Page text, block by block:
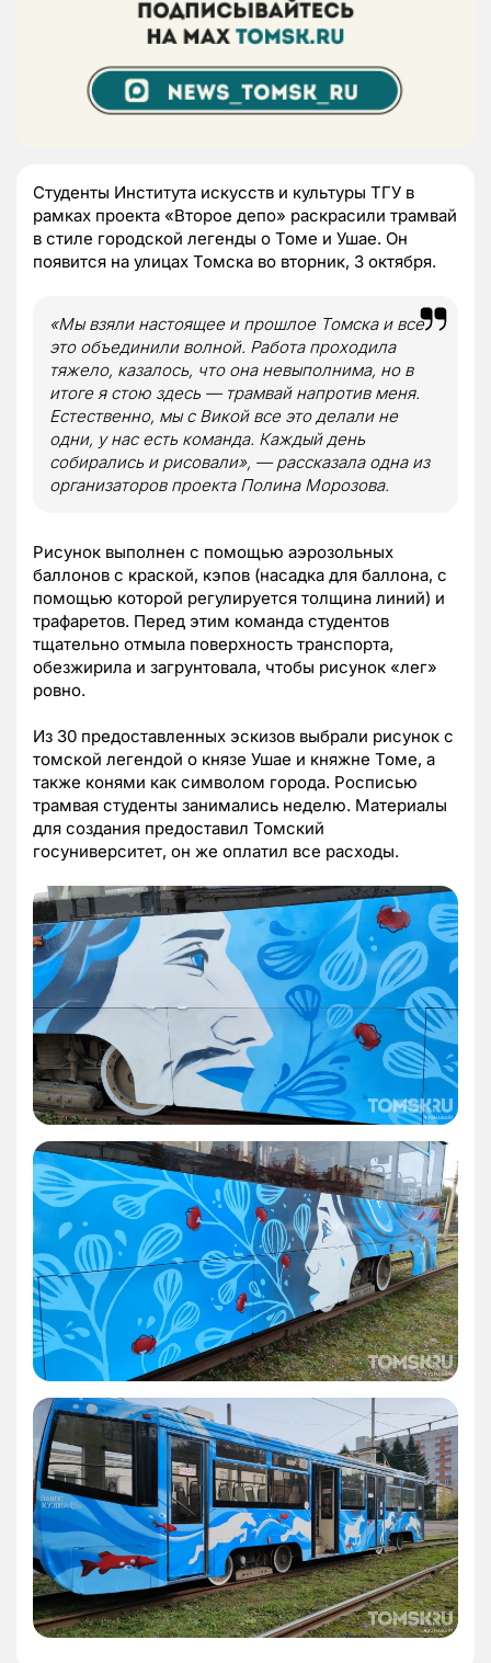
Студенты Института искусств и культуры ТГУ в
рамках проекта «Второе депо» раскрасили трамвай
в стиле городской легенды о Томе и Ушае. Он
появится на улицах Томска во вторник, 3 октября.
«Мы взяли настоящее и прошлое Томска и все
это объединили волной. Работа проходила
тяжело, казалось, что она невыполнима, но в
итоге я стою здесь — трамвай напротив меня.
Естественно, мы с Викой все это делали не
одни, у нас есть команда. Каждый день
собирались и рисовали», — рассказала одна из
организаторов проекта Полина Морозова.
Рисунок выполнен с помощью аэрозольных
баллонов с краской, кэпов (насадка для баллона, с
помощью которой регулируется толщина линий) и
трафаретов. Перед этим команда студентов
тщательно отмыла поверхность транспорта,
обезжирила и загрунтовала, чтобы рисунок «лег»
ровно.
Из 30 предоставленных эскизов выбрали рисунок с
томской легендой о князе Ушае и княжне Томе, а
также конями как символом города. Росписью
трамвая студенты занимались неделю. Материалы
для создания предоставил Томский
госуниверситет, он же оплатил все расходы.